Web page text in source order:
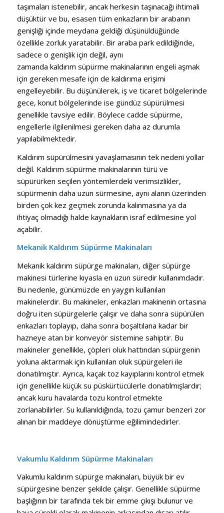
taşımaları istenebilir, ancak herkesin taşınacağı ihtimali
düşüktür ve bu, esasen tüm enkazların bir arabanın
genişliği içinde meydana geldiği düşünüldüğünde
özellikle zorluk yaratabilir. Bir araba park edildiğinde,
sadece o genişlik için değil, aynı
zamanda kaldırım süpürme makinalarının engeli aşmak
için gereken mesafe için de kaldırıma erişimi
engelleyebilir. Bu düşünülerek, iş ve ticaret bölgelerinde
gece, konut bölgelerinde ise gündüz süpürülmesi
genellikle tavsiye edilir. Böylece cadde süpürme,
engellerle ilgilenilmesi gereken daha az durumla
yapılabilmektedir.
Kaldırım süpürülmesini yavaşlamasının tek nedeni yollar
değil. Kaldırım süpürme makinalarının türü ve
süpürürken seçilen yöntemlerdeki verimsizlikler,
süpürmenin daha uzun sürmesine, aynı alanın üzerinden
birden çok kez geçmek zorunda kalınmasına ya da
ihtiyaç olmadığı halde kaynakların israf edilmesine yol
açabilir.
Mekanik Kaldırım Süpürme Makinaları
Mekanik kaldırım süpürge makinaları, diğer süpürge
makinesi türlerine kıyasla en uzun süredir kullanımdadır.
Bu nedenle, günümüzde en yaygın kullanılan
makinelerdir. Bu makineler, enkazları makinenin ortasına
doğru iten süpürgelerle çalışır ve daha sonra süpürülen
enkazları toplayıp, daha sonra boşaltılana kadar bir
hazneye atan bir konveyör sistemine sahiptir. Bu
makineler genellikle, çöpleri oluk hattından süpürgenin
yoluna aktarmak için kullanılan oluk süpürgeleri ile
donatılmıştır. Ayrıca, kaçak toz kayıplarını kontrol etmek
için genellikle küçük su püskürtücülerle donatılmışlardır;
ancak kuru havalarda tozu kontrol etmekte
zorlanabilirler. Su kullanıldığında, tozu çamur benzeri zor
alınan bir maddeye dönüştürme eğilimindedirler.
Vakumlu Kaldırım Süpürme Makinaları
Vakumlu kaldırım süpürge makinaları, büyük bir ev
süpürgesine benzer şekilde çalışır. Genellikle süpürme
başlığının bir tarafında tek bir emme çıkışı bulunur ve